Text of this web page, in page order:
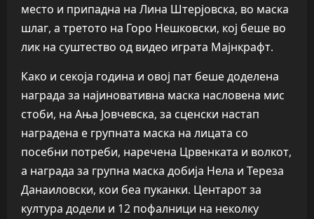
место и припадна на Лина Штерјовска, во маска
шлаг, а третото на Горо Нешковски, кој беше во
лик на суштество од видео играта Мајнкрафт.
Како и секоја година и овој пат беше доделена
награда за најиновативна маска насловена мис
стоби, на Ања Јовчевска, за сценски настап
наградена е групната маска на лицата со
посебни потреби, наречена Црвенката и волкот,
а награда за групна маска добија Нела и Тереза
Данаиловски, кои беа пуканки. Центарот за
култура додели и 12 пофалници на неколку